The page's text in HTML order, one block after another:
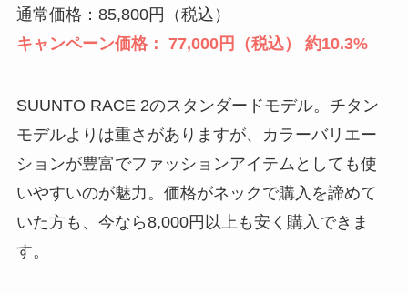
通常価格：85,800円（税込）
キャンペーン価格： 77,000円（税込） 約10.3%
SUUNTO RACE 2のスタンダードモデル。チタン
モデルよりは重さがありますが、カラーバリエー
ションが豊富でファッションアイテムとしても使
いやすいのが魅力。価格がネックで購入を諦めて
いた方も、今なら8,000円以上も安く購入できま
す。